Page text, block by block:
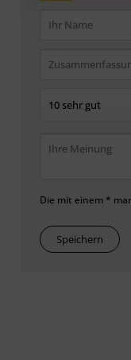
Die mit einem *
Speichern